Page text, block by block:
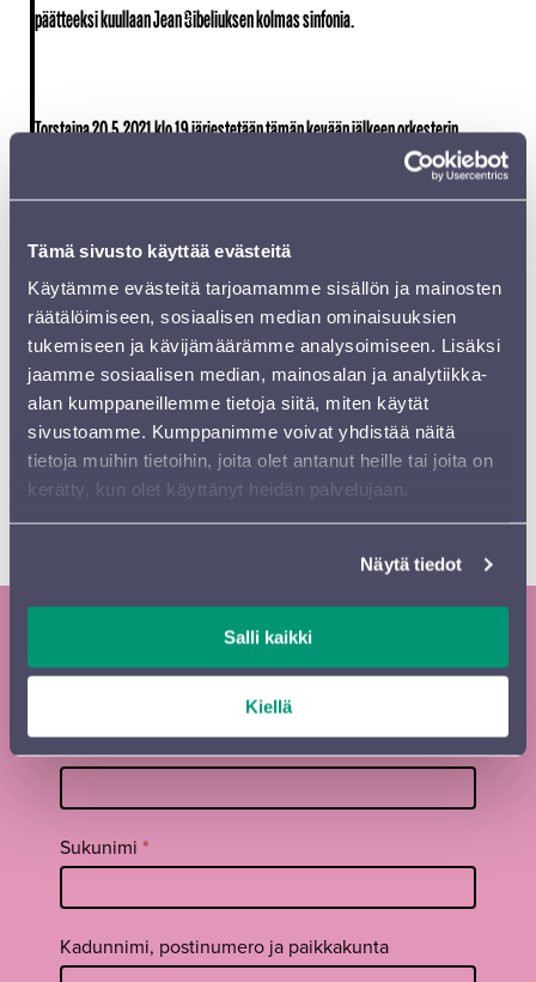
Tämä sivusto käyttää evästeitä
Käytämme evästeitä tarjoamamme sisällön ja mainosten
räätälöimiseen, sosiaalisen median ominaisuuksien
tukemiseen ja kävijämäärämme analysoimiseen. Lisäksi
jaamme sosiaalisen median, mainosalan ja analytiikka-
alan kumppaneillemme tietoja siitä, miten käytät
sivustoamme. Kumppanimme voivat yhdistää näitä
tietoja muihin tietoihin, joita olet antanut heille tai joita on
kerätty, kun olet käyttänyt heidän palvelujaan.
Näytä tiedot
Salli kaikki
Kiellä
päätteeksi kuullaan Jean Sibeliuksen kolmas sinfonia.
Torstaina 20.5.2021 klo 19järjestetään tämän kevään jälkeen orkesterin
Dima Slobodenioukin läksiäiskonsertti.
Konsertin solistiteoksena kuullaan Kaija Saariahon teos Maan varjot solistinaan
suurimmista klassikoista, Pjotr Tšaikovskin viides sinfonia.
Koronaepidemiasta johtuvat rajoitukset estävät tämän
hetken tiedon mukaan yleisötilaisuudet Päijät-Hämeessä
30.4.2021 asti. Mikäli rajoitukset antavat toukokuun
alusta mahdollisuuden järjestää yleisölle avoimia
tilaisuuksia, orkesteri tutkii 6.5. ja 20.5. konserttiensa
järjestämistä yleisötilaisuuksina, ja niistä tiedotetaan
katsottavissa tallenteena myös myöhemmin.
Tilaa Sinfonia Lahden uutiskirje ja
Tilaa
uutiskirje
footer FI
Etunimi*
Sukunimi *
Kadunnimi, postinumero ja paikkakunta